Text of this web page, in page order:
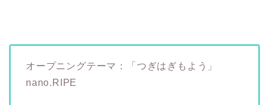
オープニングテーマ：「つぎはぎもよう」
nano.RIPE